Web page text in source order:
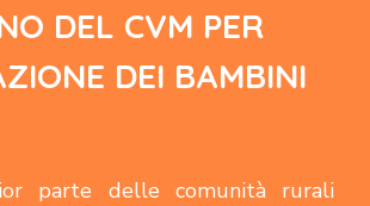
DEL CVM PER
DEI BAMBINI
parte delle comunità rurali